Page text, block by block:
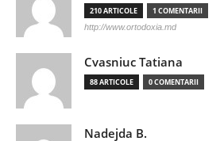
210 ARTICOLE 1 COMENTARII
http://www.ortodoxia.md
Cvasniuc Tatiana
88 ARTICOLE 0 COMENTARII
Nadejda B.